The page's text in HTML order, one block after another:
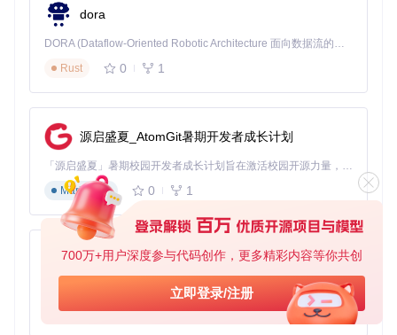
700万+用户深度参与代码创作，更多精彩内容等你共创
立即登录/注册
结构设计：组件密度0.4，启用双侧对称
细节添加：表面细分3级，边缘倒角0.1m
材质应用：选择"深空灰"预设，添加蓝色引擎发光效果
制定材质命名规范（如"SS_MainBody_v1"）
使用版本控制工具管理参数文件
定期同步最佳参数组合
图3：通过参数调整生成的多样化飞船舰队，适合团队项目快
速扩展
四、进阶探索：参数联动与专业应用
参数联动效应解析
调整单一参数往往会影响整体效果，这些关键联动关系需要掌
dora
DORA (Dataflow-Oriented Robotic Architecture 面向数据流的机器人架构) 是为 AI 与具身智能机器人打造的高性能开发框架，以数据流范式重构开发逻辑，原生支持分布式部署与端边云协同 —— 无需复杂适配，即可实现一体端到端具身大小脑、VLA等模型部署，无缝衔接感知、推理、控制全链路，让 AI 能力与机器人动作深度融合。 依托 Rust 内核与零拷贝通信技术，它将具身大小脑、VLA等模型推理、多模态数据融合延迟压缩至微秒级，同时兼容 ROS2 生态与国产 AI 芯片，彻底降低具身智能机器人的开发门槛，让分布式部署下的 AI 赋能创新更高效、更灵活。
Rust
0 1
源启盛夏_AtomGit暑期开发者成长计划
「源启盛夏」暑期校园开发者成长计划旨在激活校园开源力量，通过积分激励、认证扶持、资源倾斜等形式，引导高校组织和开发者完成「入驻 — 建项目 — 做贡献 — 获认证 — 得资源」的完整闭环。无论你是想带领社团入驻平台的组织者，还是希望用代码贡献证明自己的开发者，都能在这里找到属于你的成长路径。
Markdown
0 1
py-xiaozhi
基于Python的Xiaozhi AI，适用于想要完整Xiaozhi体验而无需拥有专用硬件的用户。
Python
0 1